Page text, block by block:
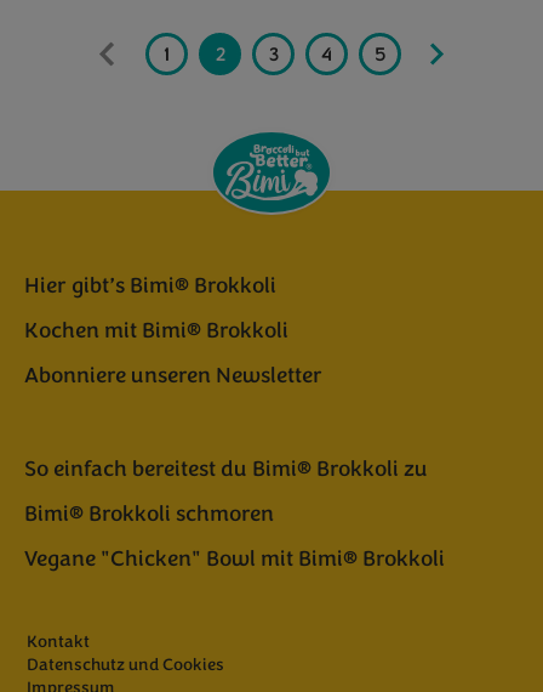
1 2 3 4 5 6
Hier gibt’s Bimi® Brokkoli
Kochen mit Bimi® Brokkoli
Abonniere unseren Newsletter
So einfach bereitest du Bimi® Brokkoli zu
Bimi® Brokkoli schmoren
Vegane "Chicken" Bowl mit Bimi® Brokkoli
Kontakt
Datenschutz und Cookies